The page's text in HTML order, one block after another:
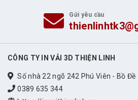
Gửi yêu cầu
CÔNG TY IN VẢI 3D THIỆN LINH
Số nhà 22 ngõ 242 Phú Viên - Bồ Đề
0389 635 344